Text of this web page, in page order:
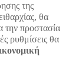
της
θα
την προστασία
ρυθμίσεις θα